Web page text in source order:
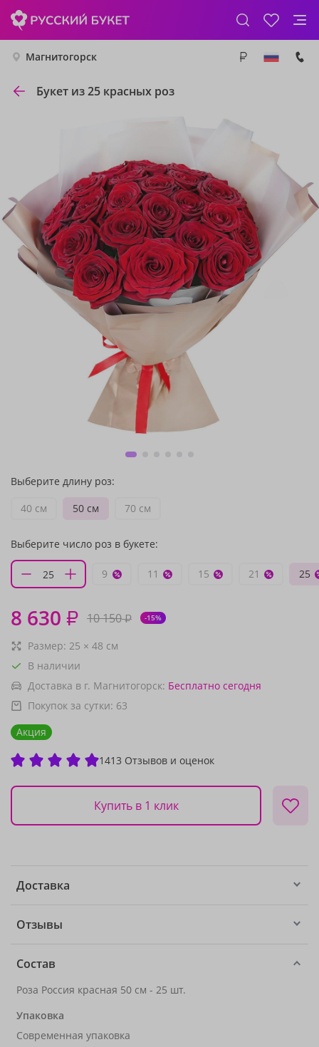
Магнитогорск
Букет из 25 красных роз
Выберите длину роз:
40 см
50 см 70 см
Выберите число роз в букете:
9 11 15 21 25
8 630 ₽ 10 150₽ -15%
Размер: 25 × 48 см
В наличии
Доставка в г. Магнитогорск: Бесплатно сегодня
Покупок за сутки: 63
Акция
1413 Отзывов и оценок
Купить в 1 клик
Доставка
Отзывы
Состав
Роза Россия красная 50 см - 25 шт.
Упаковка
Современная упаковка